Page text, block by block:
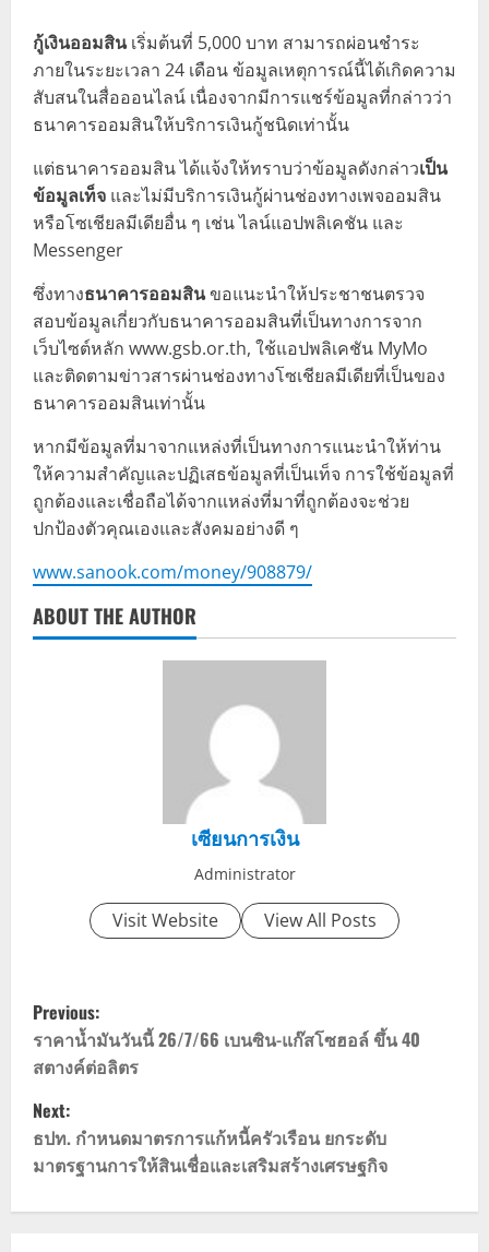
กู้เงินออมสินเริ่มต้นที่ 5,000 บาท สามารถผ่อนชำระ
ภายในระยะเวลา 24 เดือน ข้อมูลเหตุการณ์นี้ได้เกิดความ
สับสนในสื่อออนไลน์ เนื่องจากมีการแชร์ข้อมูลที่กล่าวว่า
ธนาคารออมสินให้บริการเงินกู้ชนิดเท่านั้น
แต่ธนาคารออมสิน ได้แจ้งให้ทราบว่าข้อมูลดังกล่าวเป็น
ข้อมูลเท็จ และไม่มีบริการเงินกู้ผ่านช่องทางเพจออมสิน
หรือโซเชียลมีเดียอื่น ๆ เช่น ไลน์แอปพลิเคชัน และ
Messenger
ซึ่งทางธนาคารออมสินขอแนะนำให้ประชาชนตรวจ
สอบข้อมูลเกี่ยวกับธนาคารออมสินที่เป็นทางการจาก
เว็บไซต์หลัก www.gsb.or.th, ใช้แอปพลิเคชัน MyMo
และติดตามข่าวสารผ่านช่องทางโซเชียลมีเดียที่เป็นของ
ธนาคารออมสินเท่านั้น
หากมีข้อมูลที่มาจากแหล่งที่เป็นทางการแนะนำให้ท่าน
ให้ความสำคัญและปฏิเสธข้อมูลที่เป็นเท็จ การใช้ข้อมูลที่
ถูกต้องและเชื่อถือได้จากแหล่งที่มาที่ถูกต้องจะช่วย
ปกป้องตัวคุณเองและสังคมอย่างดี ๆ
www.sanook.com/money/908879/
ABOUT THE AUTHOR
เซียนการเงิน
Administrator
Visit Website View All Posts
P
o
s
t
n
Previous:
ราคาน้ำมันวันนี้ 26/7/66 เบนซิน-แก๊สโซฮอล์ ขึ้น 40
สตางค์ต่อลิตร
Next:
ธปท. กำหนดมาตรการแก้หนี้ครัวเรือน ยกระดับ
มาตรฐานการให้สินเชื่อและเสริมสร้างเศรษฐกิจ